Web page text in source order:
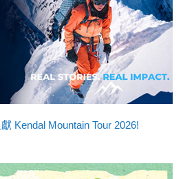
Kendal Mountain Tour 2026!